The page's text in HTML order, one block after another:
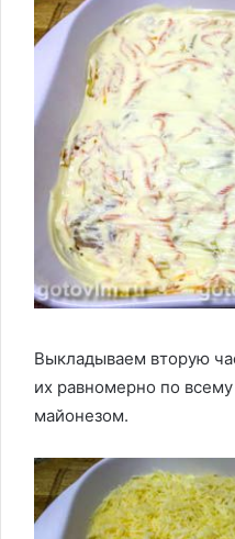
Выкладываем вторую
их равномерно по
майонезом.